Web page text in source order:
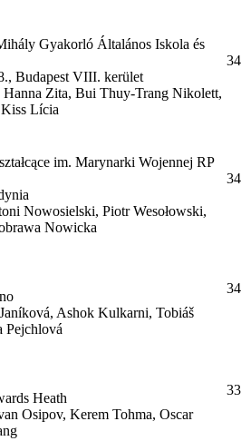
Gyakorló Általános Iskola és
Budapest VIII. kerület
Hanna Zita, Bui Thuy-Trang Nikolett,
Lícia
34
im. Marynarki Wojennej RP
Nowosielski, Piotr Wesołowski,
Nowicka
34
Ashok Kulkarni, Tobiáš
Pejchlová
34
Heath
Osipov, Kerem Tohma, Oscar
33